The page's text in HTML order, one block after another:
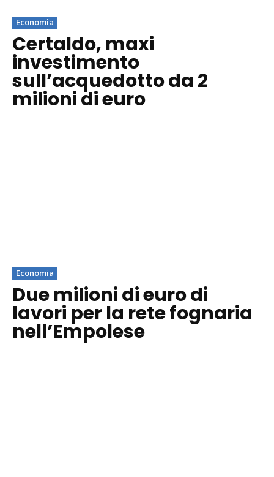
Economia
Certaldo, maxi
investimento
sull’acquedotto da 2
milioni di euro
Economia
Due milioni di euro di
lavori per la rete fognaria
nell’Empolese